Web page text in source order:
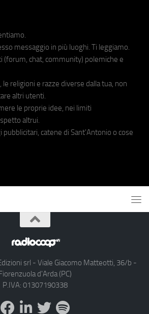
messaggio in più luoghi. Ti leggiamo.
(forum, chat, community) polemiche e
le religioni e razze diverse dalla tua, non
altri utenti.
le proprie idee, nei limiti
altrui.
pubblicitari, catene di Sant'Antonio o cose
srl - Viale Giacomo Matteotti, 36/b -
d'Arda (PC)
P.IVA: 01307190338